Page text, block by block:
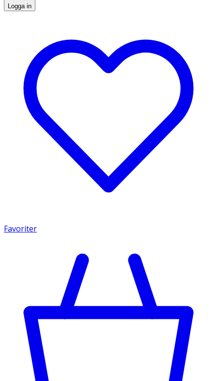
Logga in
Favoriter